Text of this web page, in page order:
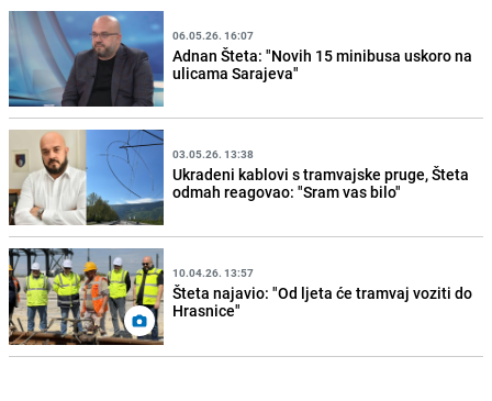
06.05.26. 16:07
Adnan Šteta: "Novih 15 minibusa uskoro na
ulicama Sarajeva"
03.05.26. 13:38
Ukradeni kablovi s tramvajske pruge, Šteta
odmah reagovao: "Sram vas bilo"
10.04.26. 13:57
Šteta najavio: "Od ljeta će tramvaj voziti do
Hrasnice"